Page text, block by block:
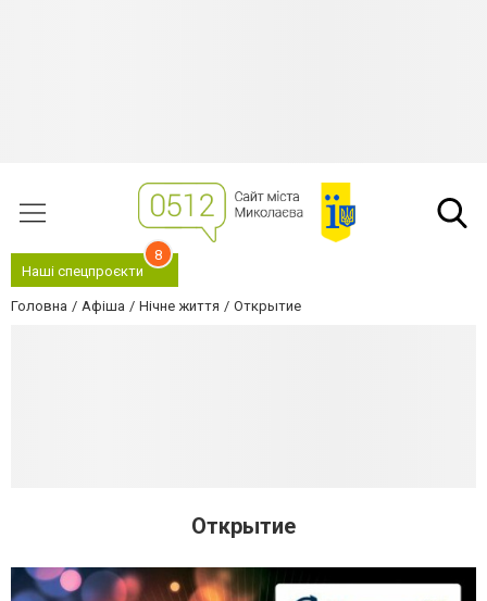
Наші спецпроєкти
8
Головна Афіша Нічне життя Открытие
Открытие